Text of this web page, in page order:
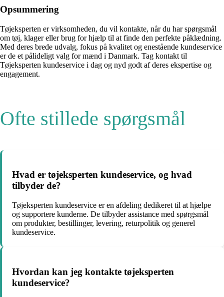
Opsummering
Tøjeksperten er virksomheden, du vil kontakte, når du har spørgsmål
om tøj, klager eller brug for hjælp til at finde den perfekte påklædning.
Med deres brede udvalg, fokus på kvalitet og enestående kundeservice
er de et pålideligt valg for mænd i Danmark. Tag kontakt til
Tøjeksperten kundeservice i dag og nyd godt af deres ekspertise og
engagement.
Ofte stillede spørgsmål
Hvad er tøjeksperten kundeservice, og hvad
tilbyder de?
Tøjeksperten kundeservice er en afdeling dedikeret til at hjælpe
og supportere kunderne. De tilbyder assistance med spørgsmål
om produkter, bestillinger, levering, returpolitik og generel
kundeservice.
Hvordan kan jeg kontakte tøjeksperten
kundeservice?